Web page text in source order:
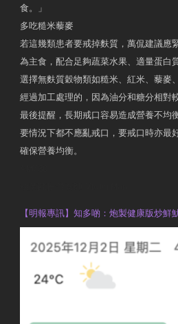
食。」
多吃糙米藜麥
若這幾類患者要戒掉麩質，萬侃建議應
為主食，配合足夠蔬菜水果、適量蛋白
選擇無麩質穀物類如糙米、紅米、藜麥
經過加工處理的，因為油分和糖分相對
最後提醒，長期戒口容易造成營養不均
要情況下都不應亂戒口，要戒口時亦最
確保營養均衡。
【明報專訊】知多啲：炮製健康版炒鮮